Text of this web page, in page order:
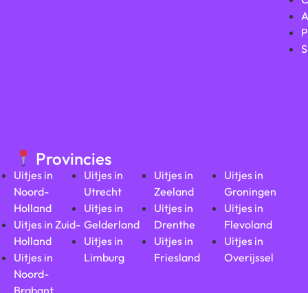
Provincies
Uitjes in
Noord-
Holland
Uitjes in Zuid-
Holland
Uitjes in
Noord-
Brabant
Uitjes in
Utrecht
Uitjes in
Gelderland
Uitjes in
Limburg
Uitjes in
Zeeland
Uitjes in
Drenthe
Uitjes in
Friesland
Uitjes in
Groningen
Uitjes in
Flevoland
Uitjes in
Overijssel